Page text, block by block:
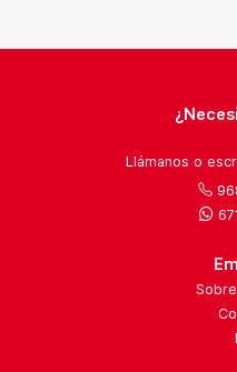
Llámanos o